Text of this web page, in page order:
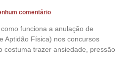
comentário
funciona a anulação de
Aptidão Física) nos concursos
costuma trazer ansiedade, pressão